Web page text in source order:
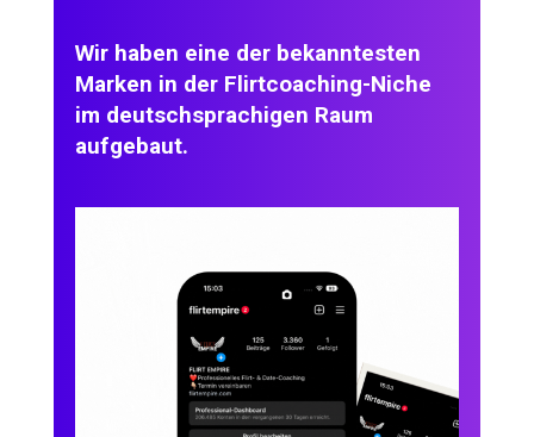
Wir haben eine der bekanntesten
Marken in der Flirtcoaching-Niche
im deutschsprachigen Raum
aufgebaut.